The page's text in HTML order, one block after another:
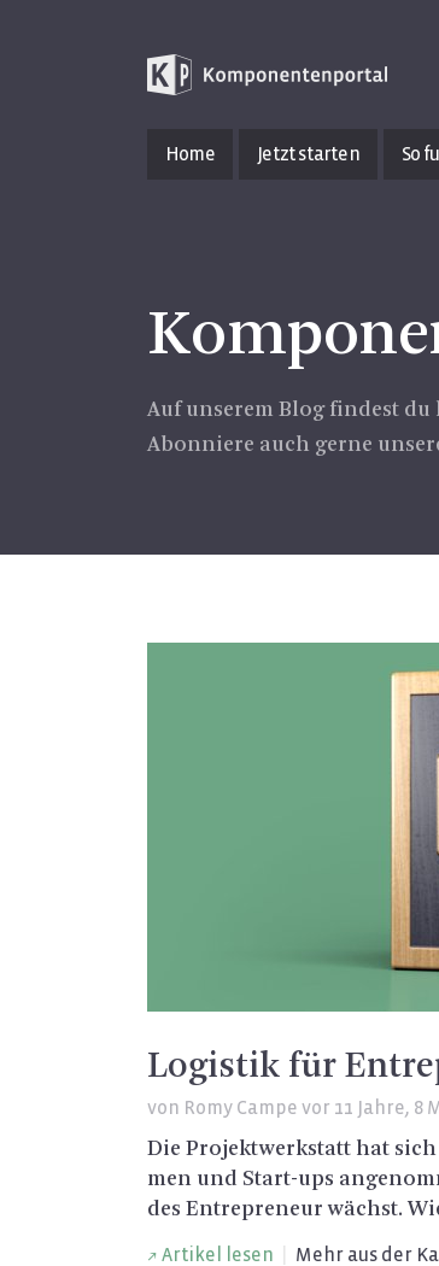
Home Jetzt starten So
Auf un­se­rem Blog fin­dest
Abon­nie­re auch gerne
Logistik für
von Romy Campe vor 11 Jahre, 8
Die Pro­jekt­werk­statt hat
men und Start-ups
des En­tre­pre­neur wächst.
Ar­ti­kel lesen Mehr aus der